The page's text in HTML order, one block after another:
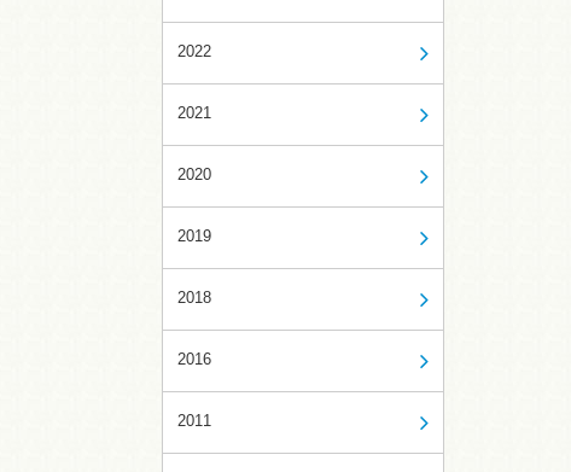
2022
2021
2020
2019
2018
2016
2011